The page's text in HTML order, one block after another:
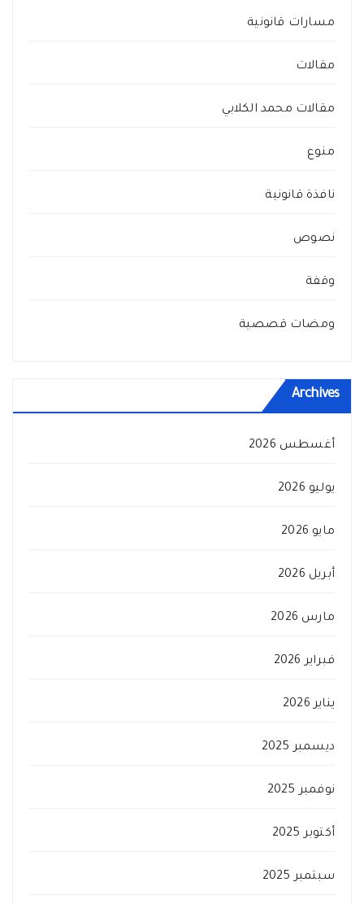
مسارات قانونية
مقالات
مقالات محمد الكلابي
منوع
نافذة قانونية
نصوص
وقفة
ومضات قصصية
Archives
أغسطس 2026
يوليو 2026
مايو 2026
أبريل 2026
مارس 2026
فبراير 2026
يناير 2026
ديسمبر 2025
نوفمبر 2025
أكتوبر 2025
سبتمبر 2025